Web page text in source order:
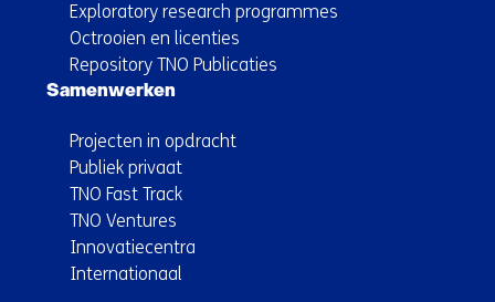
Exploratory research programmes
Octrooien en licenties
Repository TNO Publicaties
Samenwerken
Projecten in opdracht
Publiek privaat
TNO Fast Track
TNO Ventures
Innovatiecentra
Internationaal